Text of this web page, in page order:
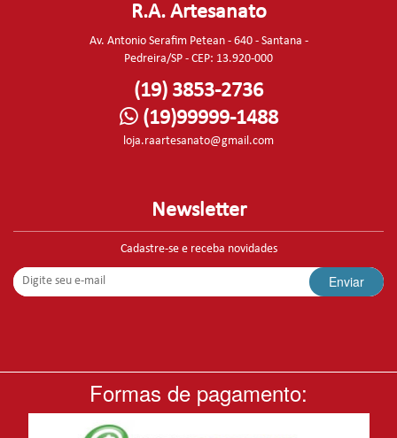
R.A. Artesanato
Av. Antonio Serafim Petean - 640 - Santana -
Pedreira/SP - CEP: 13.920-000
(19) 3853-2736
(19)99999-1488
loja.raartesanato@gmail.com
Newsletter
Cadastre-se e receba novidades
Enviar
Formas de pagamento: